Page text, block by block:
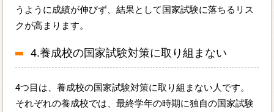
うように成績が伸びず、結果として国家試験に落ちるリス
クが高まります。
4.養成校の国家試験対策に取り組まない
4つ目は、養成校の国家試験対策に取り組まない人です。
それぞれの養成校では、最終学年の時期に独自の国家試験